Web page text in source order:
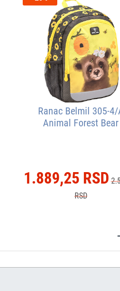
Ranac Belmil 305-4/
Animal Forest Bear
1.889,25 RSD
RSD